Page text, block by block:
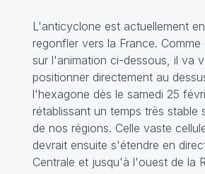
L'anticyclone est actuellement
regonfler vers la France.
sur l'animation ci-dessous, il va
positionner directement au
l'hexagone dès le samedi 25
rétablissant un temps très stable
de nos régions. Celle vaste
devrait ensuite s'étendre en
Centrale et jusqu'à l'ouest de la